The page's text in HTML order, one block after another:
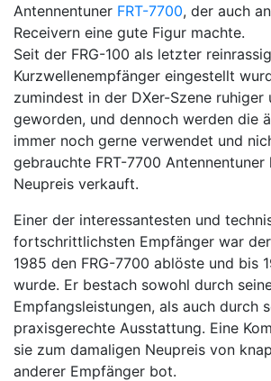
Antennentuner FRT-7700, der auch
Receivern eine gute Figur machte.
Seit der FRG-100 als letzter
Kurzwellenempfänger eingestellt
zumindest in der DXer-Szene ruhiger
geworden, und dennoch werden die
immer noch gerne verwendet und
gebrauchte FRT-7700
Neupreis verkauft.
Einer der interessantesten und
fortschrittlichsten Empfänger war
1985 den FRG-7700 ablöste und bis
wurde. Er bestach sowohl durch
Empfangsleistungen, als auch durch
praxisgerechte Ausstattung. Eine
sie zum damaligen Neupreis von
anderer Empfänger bot.